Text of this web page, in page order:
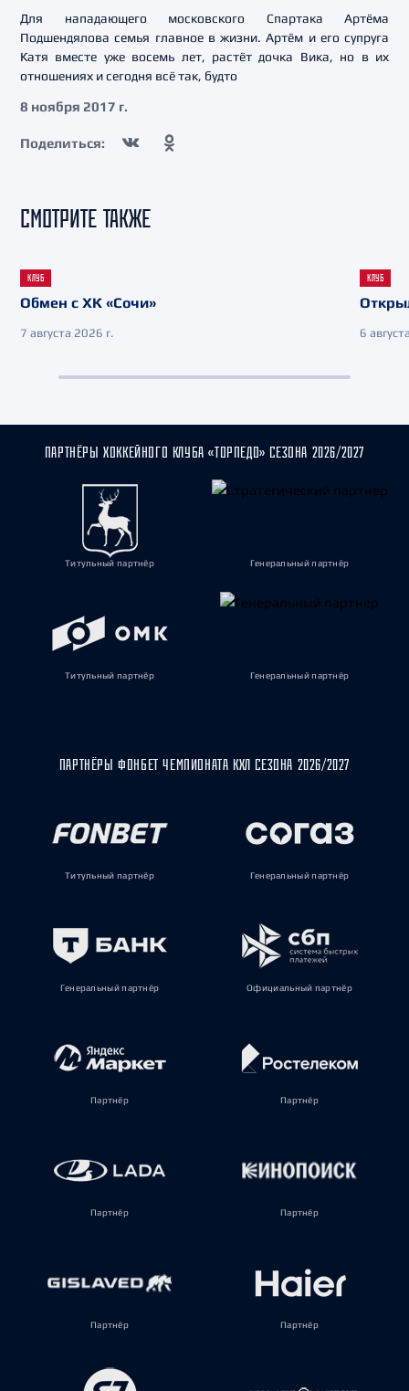
Для нападающего московского Спартака Артёма
Подшендялова семья главное в жизни. Артём и его супруга
Катя вместе уже восемь лет, растёт дочка Вика, но в их
отношениях и сегодня всё так, будто
8 ноября 2017 г.
Поделиться:
СМОТРИТЕ ТАКЖЕ
КЛУБ
Обмен с ХК «Сочи»
7 августа 2026 г.
КЛУБ
6
ПАРТНЁРЫ ХОККЕЙНОГО КЛУБА «ТОРПЕДО» СЕЗОНА 2026/2027
Титульный партнёр Генеральный партнёр
Титульный партнёр Генеральный партнёр
ПАРТНЁРЫ ФОНБЕТ ЧЕМПИОНАТА КХЛ СЕЗОНА 2026/2027
Титульный партнёр Генеральный партнёр
Генеральный партнёр Официальный партнёр
Партнёр Партнёр
Партнёр Партнёр
Партнёр Партнёр